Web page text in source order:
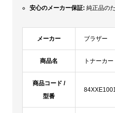
安心のメーカー保証:純正品の
メーカー ブラザー
商品名 トナーカ
商品コード /
型番